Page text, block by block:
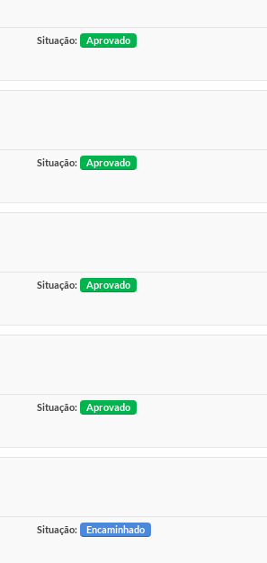
Situação:
Aprovado
Situação:
Aprovado
Situação:
Aprovado
Situação:
Aprovado
Situação:
Encaminhado